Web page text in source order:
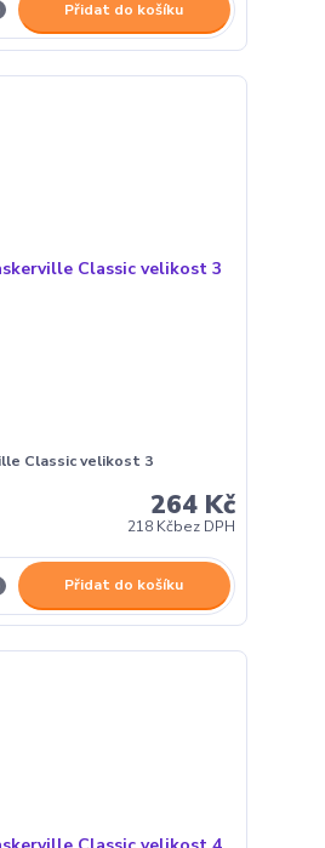
Přidat do košíku
Classic velikost 3
264 Kč
218 Kčbez DPH
Přidat do košíku